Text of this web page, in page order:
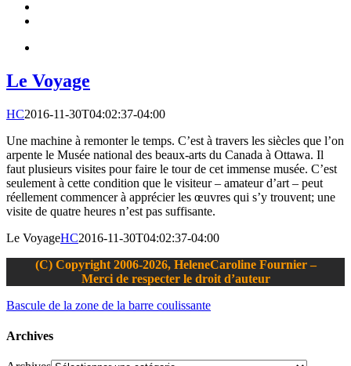
Le Voyage
HC2016-11-30T04:02:37-04:00
Une machine à remonter le temps. C’est à travers les siècles que l’on
arpente le Musée national des beaux-arts du Canada à Ottawa. Il
faut plusieurs visites pour faire le tour de cet immense musée. C’est
seulement à cette condition que le visiteur – amateur d’art – peut
réellement commencer à apprécier les œuvres qui s’y trouvent; une
visite de quatre heures n’est pas suffisante.
Le VoyageHC2016-11-30T04:02:37-04:00
(C) Copyright 2006-2026, HeleneCaroline Fournier –
Merci de respecter le droit d’auteur
Bascule de la zone de la barre coulissante
Archives